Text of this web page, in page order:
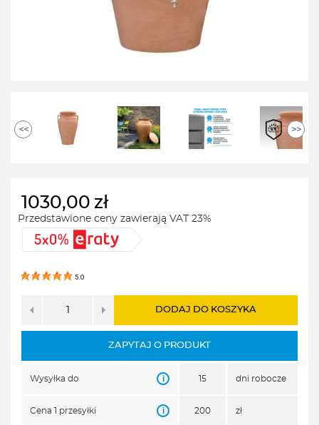
<< >>
1030,00 zł
Przedstawione ceny zawierają VAT 23%
5.0
DODAJ DO KOSZYKA
ZAPYTAJ O PRODUKT
Wysyłka do i 15 dni robocze
Cena 1 przesyłki i 200 zł